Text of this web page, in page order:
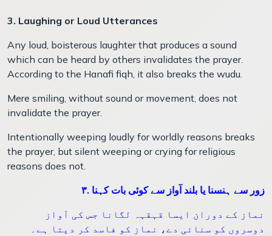
3. Laughing or Loud Utterances
Any loud, boisterous laughter that produces a sound
which can be heard by others invalidates the prayer.
According to the Hanafi fiqh, it also breaks the wudu.
Mere smiling, without sound or movement, does not
invalidate the prayer.
Intentionally weeping loudly for worldly reasons breaks
the prayer, but silent weeping or crying for religious
reasons does not.
۳. زور سے ہنسنا یا بلند آواز سے کوئی بات کہنا
نماز کے دوران ایسا قہقہہ لگانا جس کی آواز
دوسروں کو سنائی دے، نماز کو فاسد کر دیتا ہے۔